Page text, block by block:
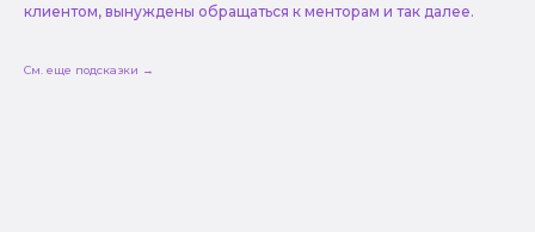
клиентом, вынуждены обращаться к менторам и так далее.
См. еще подсказки →